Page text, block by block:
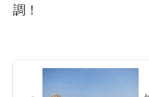
調！